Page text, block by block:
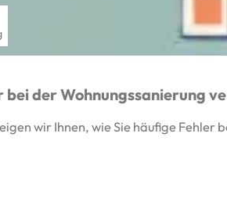
bei der Wohnungssanierung
wir Ihnen, wie Sie häufige